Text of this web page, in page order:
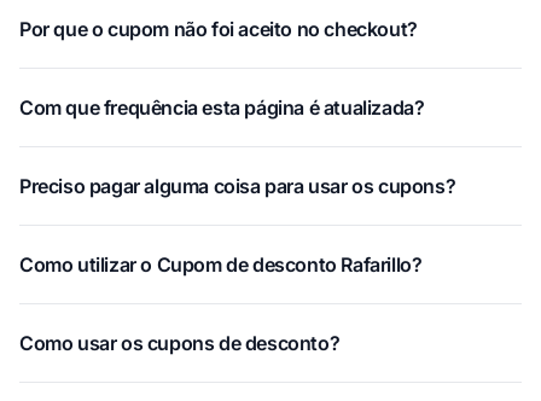
Por que o cupom não foi aceito no checkout?
Com que frequência esta página é atualizada?
Preciso pagar alguma coisa para usar os cupons?
Como utilizar o Cupom de desconto Rafarillo?
Como usar os cupons de desconto?